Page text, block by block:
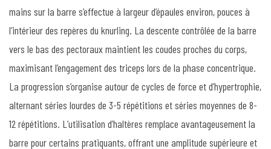
mains sur la barre s’effectue à largeur d’épaules environ, pouces à
l’intérieur des repères du knurling. La descente contrôlée de la barre
vers le bas des pectoraux maintient les coudes proches du corps,
maximisant l’engagement des triceps lors de la phase concentrique.
La progression s’organise autour de cycles de force et d’hypertrophie,
alternant séries lourdes de 3-5 répétitions et séries moyennes de 8-
12 répétitions. L’utilisation d’haltères remplace avantageusement la
barre pour certains pratiquants, offrant une amplitude supérieure et